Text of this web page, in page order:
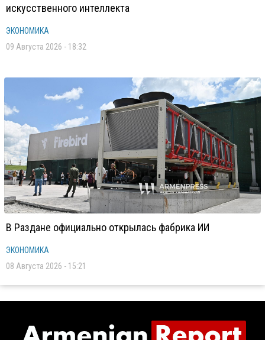
искусственного интеллекта
ЭКОНОМИКА
09 Августа 2026 - 18:32
В Раздане официально открылась фабрика ИИ
ЭКОНОМИКА
08 Августа 2026 - 15:21